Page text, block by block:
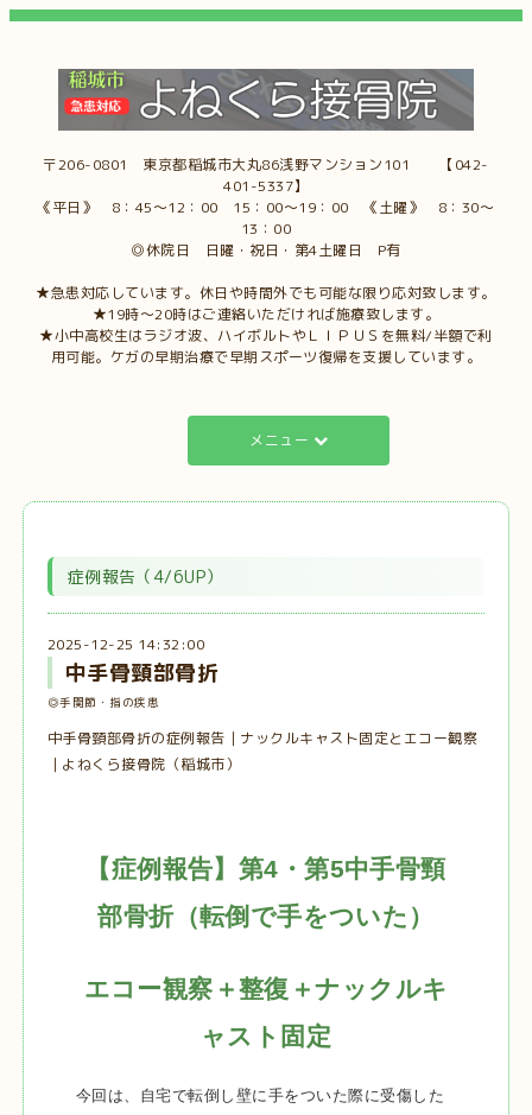
〒206-0801 東京都稲城市大丸86浅野マンション101 【042-
401-5337】
《平日》 8：45～12：00 15：00～19：00 《土曜》 8：30～
13：00
◎休院日 日曜・祝日・第4土曜日 P有
★急患対応しています。休日や時間外でも可能な限り応対致します。
★19時～20時はご連絡いただければ施療致します。
★小中高校生はラジオ波、ハイボルトやＬＩＰＵＳを無料/半額で利
用可能。ケガの早期治療で早期スポーツ復帰を支援しています。
メニュー
症例報告（4/6UP）
2025-12-25 14:32:00
中手骨頸部骨折
◎手関節・指の疾患
中手骨頸部骨折の症例報告｜ナックルキャスト固定とエコー観察
｜よねくら接骨院（稲城市）
【症例報告】第4・第5中手骨頸
部骨折（転倒で手をついた）
エコー観察＋整復＋ナックルキ
ャスト固定
今回は、自宅で転倒し壁に手をついた際に受傷した